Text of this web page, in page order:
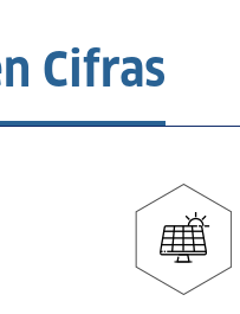
Cifras